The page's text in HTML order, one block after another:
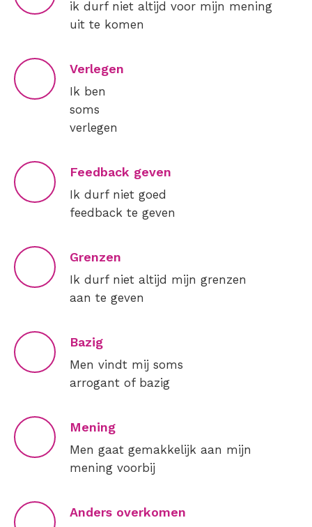
ik durf niet altijd voor mijn mening
uit te komen
Verlegen
Ik ben
soms
verlegen
Feedback geven
Ik durf niet goed
feedback te geven
Grenzen
Ik durf niet altijd mijn grenzen
aan te geven
Bazig
Men vindt mij soms
arrogant of bazig
Mening
Men gaat gemakkelijk aan mijn
mening voorbij
Anders overkomen